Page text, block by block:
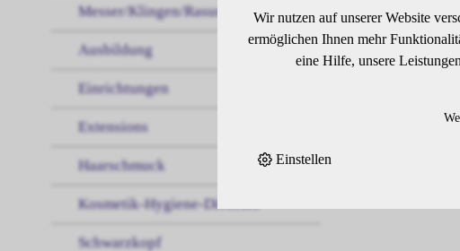
Messer/Klingen/Rasur
Ausbildung
Einrichtungen
Extensions
Haarschmuck
Kosmetik-Hygiene-Diverses
Schwarzkopf
Thermo-
intensiven
Wir nutzen auf unserer Website
ermöglichen Ihnen mehr
eine Hilfe, unsere
Einstellen